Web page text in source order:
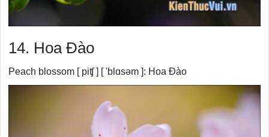
14. Hoa Đào
Peach blossom [ piʧ ] [ 'blɑsəm ]: Hoa Đào